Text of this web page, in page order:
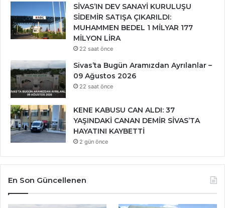
SİVAS’IN DEV SANAYİ KURULUŞU
SİDEMİR SATIŞA ÇIKARILDI:
MUHAMMEN BEDEL 1 MİLYAR 177
MİLYON LİRA
22 saat önce
Sivas’ta Bugün Aramızdan Ayrılanlar –
09 Ağustos 2026
22 saat önce
KENE KABUSU CAN ALDI: 37
YAŞINDAKİ CANAN DEMİR SİVAS’TA
HAYATINI KAYBETTİ
2 gün önce
En Son Güncellenen